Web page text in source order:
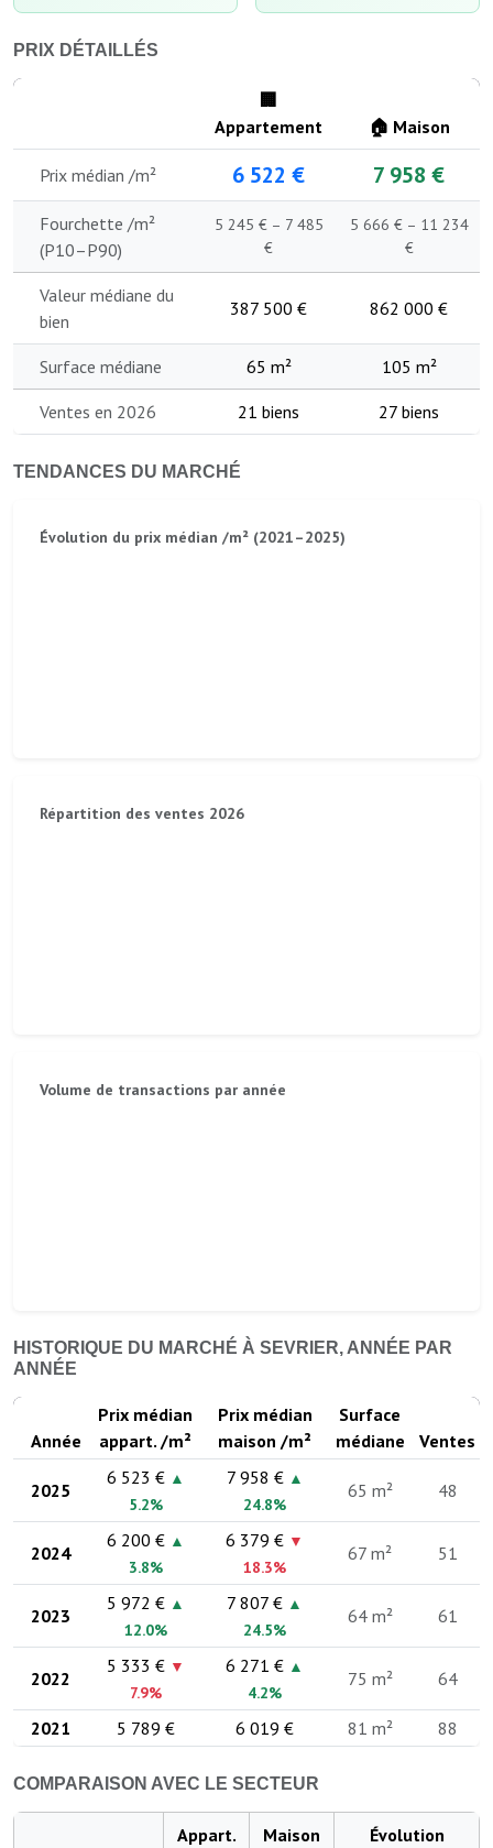
PRIX DÉTAILLÉS
🏢
Appartement
🏠 Maison
Prix médian /m² 6 522 € 7 958 €
Fourchette /m²
(P10–P90)
5 245 € – 7 485
€
5 666 € – 11 234
€
Valeur médiane du
bien
387 500 € 862 000 €
Surface médiane 65 m² 105 m²
Ventes en 2026 21 biens 27 biens
TENDANCES DU MARCHÉ
Évolution du prix médian /m² (2021–2025)
Répartition des ventes 2026
Volume de transactions par année
HISTORIQUE DU MARCHÉ À SEVRIER, ANNÉE PAR
ANNÉE
Année
Prix médian
appart. /m²
Prix médian
maison /m²
Surface
médiane
Ventes
2025
6 523 € ▲
5.2%
7 958 € ▲
24.8%
65 m² 48
2024
6 200 € ▲
3.8%
6 379 € ▼
18.3%
67 m² 51
2023
5 972 € ▲
12.0%
7 807 € ▲
24.5%
64 m² 61
2022
5 333 € ▼
7.9%
6 271 € ▲
4.2%
75 m² 64
2021 5 789 € 6 019 € 81 m² 88
COMPARAISON AVEC LE SECTEUR
Appart.
Maison
Évolution